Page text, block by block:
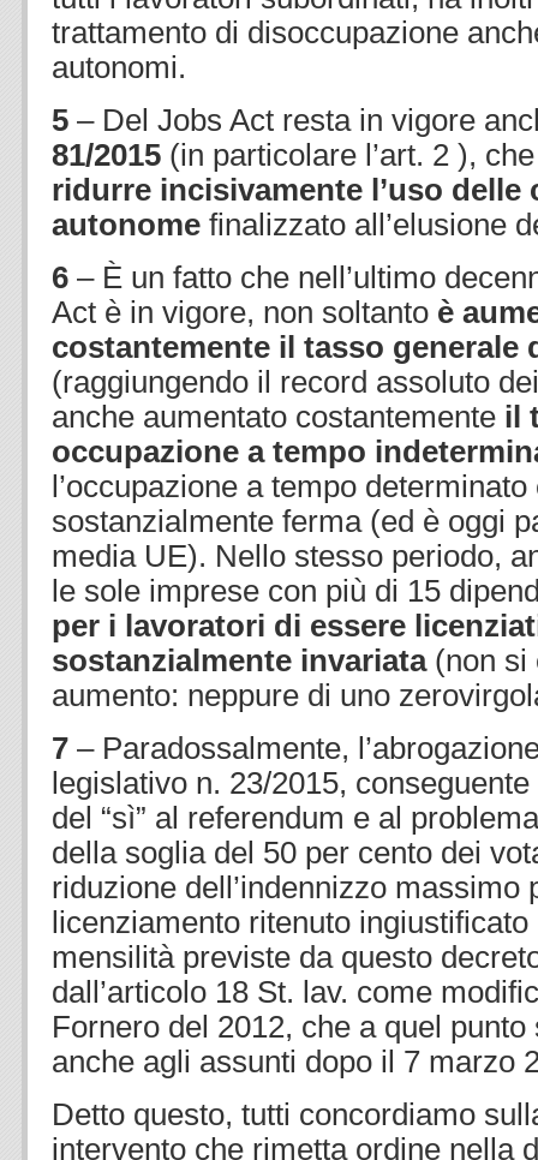
trattamento di disoccupazione
autonomi.
5 – Del Jobs Act resta in vigore
81/2015 (in particolare l’art. 2 ),
ridurre incisivamente l’uso delle
autonome finalizzato all’elusione
6 – È un fatto che nell’ultimo
Act è in vigore, non soltanto è
costantemente il tasso generale
(raggiungendo il record assoluto
anche aumentato costantemente il
occupazione a tempo
l’occupazione a tempo
sostanzialmente ferma (ed è oggi
media UE). Nello stesso periodo,
le sole imprese con più di 15
per i lavoratori di essere
sostanzialmente invariata(non si
aumento: neppure di uno
7 – Paradossalmente,
legislativo n. 23/2015,
del “sì” al referendum e al
della soglia del 50 per cento dei
riduzione dell’indennizzo massimo
licenziamento ritenuto
mensilità previste da questo
dall’articolo 18 St. lav. come
Fornero del 2012, che a quel
anche agli assunti dopo il 7 marzo
Detto questo, tutti concordiamo
intervento che rimetta ordine nella